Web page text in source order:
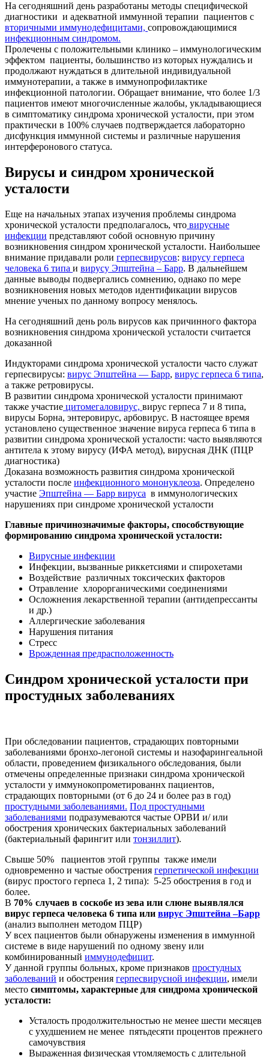
На сегодняшний день разработаны методы специфической
диагностики и адекватной иммунной терапии пациентов с
вторичными иммунодефицитами, сопровождающимися
инфекционным синдромом.
Пролечены с положительными клинико – иммунологическим
эффектом пациенты, большинство из которых нуждались и
продолжают нуждаться в длительной индивидуальной
иммунотерапии, а также в иммунопрофилактике
инфекционной патологии. Обращает внимание, что более 1/3
пациентов имеют многочисленные жалобы, укладывающиеся
в симптоматику синдрома хронической усталости, при этом
практически в 100% случаев подтверждается лабораторно
дисфункция иммунной системы и различные нарушения
интерферонового статуса.
Вирусы и синдром хронической
усталости
Еще на начальных этапах изучения проблемы синдрома
хронической усталости предполагалось, что вирусные
инфекции представляют собой основную причину
возникновения синдром хронической усталости. Наибольшее
внимание придавали роли герпесвирусов: вирусу герпеса
человека 6 типа и вирусу Эпштейна – Барр. В дальнейшем
данные выводы подвергались сомнению, однако по мере
возникновения новых методов идентификации вирусов
мнение ученых по данному вопросу менялось.
На сегодняшний день роль вирусов как причинного фактора
возникновения синдрома хронической усталости считается
доказанной
Индукторами синдрома хронической усталости часто служат
герпесвирусы: вирус Эпштейна — Барр, вирус герпеса 6 типа,
а также ретровирусы.
В развитии синдрома хронической усталости принимают
также участие цитомегаловирус, вирус герпеса 7 и 8 типа,
вирусы Борна, энтеровирус, арбовирус. В настоящее время
установлено существенное значение вируса герпеса 6 типа в
развитии синдрома хронической усталости: часто выявляются
антитела к этому вирусу (ИФА метод), вирусная ДНК (ПЦР
диагностика)
Доказана возможность развития синдрома хронической
усталости после инфекционного мононуклеоза. Определено
участие Эпштейна — Барр вируса в иммунологических
нарушениях при синдроме хронической усталости
Главные причинозначимые факторы, способствующие
формированию синдрома хронической усталости:
Вирусные инфекции
Инфекции, вызванные риккетсиями и спирохетами
Воздействие различных токсических факторов
Отравление хлорорганическими соединениями
Осложнения лекарственной терапии (антидепрессанты
и др.)
Аллергические заболевания
Нарушения питания
Стресс
Врожденная предрасположенность
Синдром хронической усталости при
простудных заболеваниях
При обследовании пациентов, страдающих повторными
заболеваниями бронхо-легоной системы и назофарингеальной
области, проведением физикального обследования, были
отмечены определенные признаки синдрома хронической
усталости у иммунокопрометированнх пациентов,
страдающих повторными (от 6 до 24 и более раз в год)
простудными заболеваниями. Под простудными
заболеваниями подразумеваются частые ОРВИ и/ или
обострения хронических бактериальных заболеваний
(бактериальный фарингит или тонзиллит).
Свыше 50% пациентов этой группы также имели
одновременно и частые обострения герпетической инфекции
(вирус простого герпеса 1, 2 типа): 5-25 обострения в год и
более.
В 70% случаев в соскобе из зева или слюне выявлялся
вирус герпеса человека 6 типа или вирус Эпштейна –Барр
(анализ выполнен методом ПЦР)
У всех пациентов были обнаружены изменения в иммунной
системе в виде нарушений по одному звену или
комбинированный иммунодефицит.
У данной группы больных, кроме признаков простудных
заболеваний и обострения герпесвирусной инфекции, имели
место симптомы, характерные для синдрома хронической
усталости:
Усталость продолжительностью не менее шести месяцев
с ухудшением не менее пятьдесяти процентов прежнего
самочувствия
Выраженная физическая утомляемость с длительной